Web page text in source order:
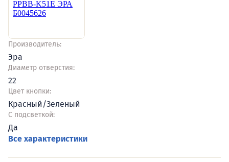
Производитель:
Эра
Диаметр отверстия:
22
Цвет кнопки:
Красный/Зеленый
С подсветкой:
Да
Все характеристики